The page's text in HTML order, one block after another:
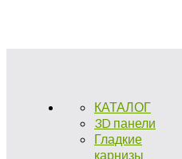
КАТАЛОГ
3D панели
Гладкие
карнизы